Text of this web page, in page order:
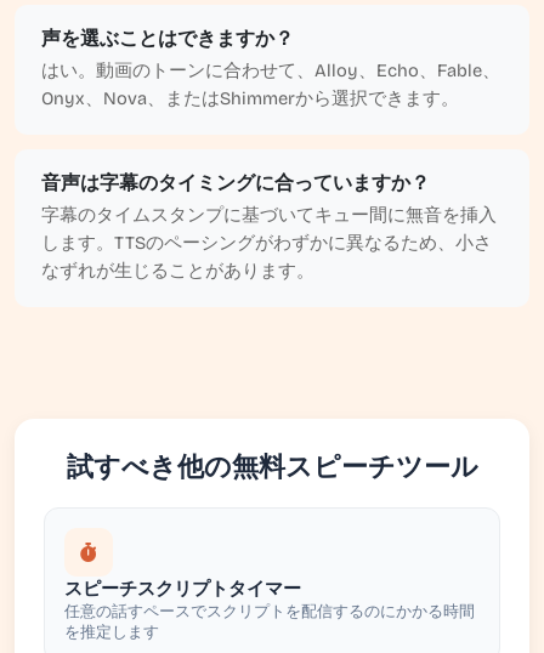
声を選ぶことはできますか？
はい。動画のトーンに合わせて、Alloy、Echo、Fable、
Onyx、Nova、またはShimmerから選択できます。
音声は字幕のタイミングに合っていますか？
字幕のタイムスタンプに基づいてキュー間に無音を挿入
します。TTSのペーシングがわずかに異なるため、小さ
なずれが生じることがあります。
試すべき他の無料スピーチツール
スピーチスクリプトタイマー
任意の話すペースでスクリプトを配信するのにかかる時間
を推定します